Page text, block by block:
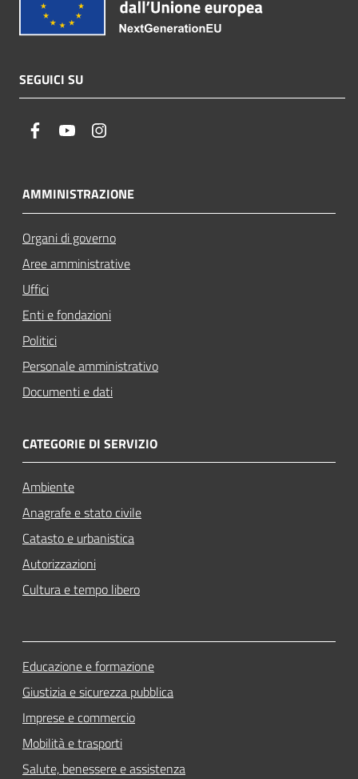
SEGUICI SU
facebookyoutube
AMMINISTRAZIONE
Organi di governo
Aree amministrative
Uffici
Enti e fondazioni
Politici
Personale amministrativo
Documenti e dati
CATEGORIE DI SERVIZIO
Ambiente
Anagrafe e stato civile
Catasto e urbanistica
Autorizzazioni
Cultura e tempo libero
Educazione e formazione
Giustizia e sicurezza pubblica
Imprese e commercio
Mobilità e trasporti
Salute, benessere e assistenza